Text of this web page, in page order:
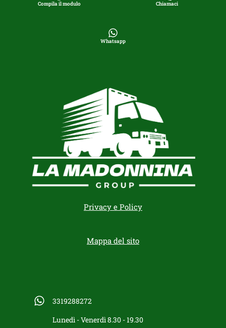
Compila il modulo Chiamaci
Whatsapp
Privacy e Policy
Mappa del sito
3319288272
Lunedì - Venerdì 8.30 - 19.30